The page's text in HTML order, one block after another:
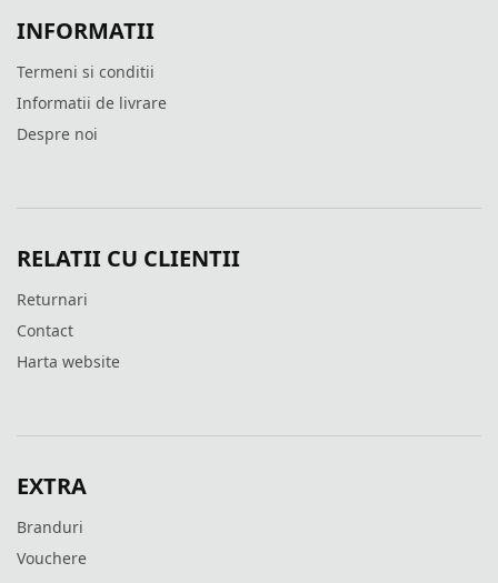
INFORMATII
Termeni si conditii
Informatii de livrare
Despre noi
RELATII CU CLIENTII
Returnari
Contact
Harta website
EXTRA
Branduri
Vouchere